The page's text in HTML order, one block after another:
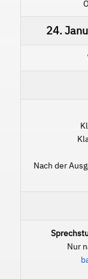
24.
Nach der
Nur